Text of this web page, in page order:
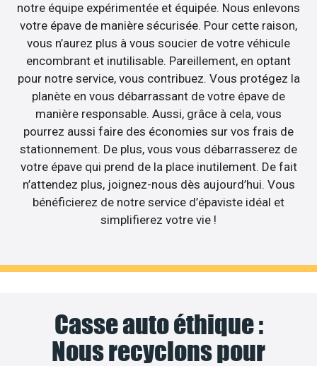
notre équipe expérimentée et équipée. Nous enlevons
votre épave de manière sécurisée. Pour cette raison,
vous n’aurez plus à vous soucier de votre véhicule
encombrant et inutilisable. Pareillement, en optant
pour notre service, vous contribuez. Vous protégez la
planète en vous débarrassant de votre épave de
manière responsable. Aussi, grâce à cela, vous
pourrez aussi faire des économies sur vos frais de
stationnement. De plus, vous vous débarrasserez de
votre épave qui prend de la place inutilement. De fait
n’attendez plus, joignez-nous dès aujourd’hui. Vous
bénéficierez de notre service d’épaviste idéal et
simplifierez votre vie !
Casse auto éthique :
Nous recyclons pour